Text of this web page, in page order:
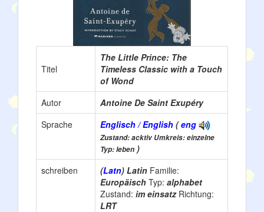
Titel
The Little Prince: The
Timeless Classic with a Touch
of Wond
Autor
Antoine De Saint Exupéry
Sprache
Englisch / English (eng
Zustand: acktiv Umkreis: einzelne
Typ: leben )
schreiben
(Latn) Latin Familie:
Europäisch Typ: alphabet
Zustand: im einsatz Richtung:
LRT